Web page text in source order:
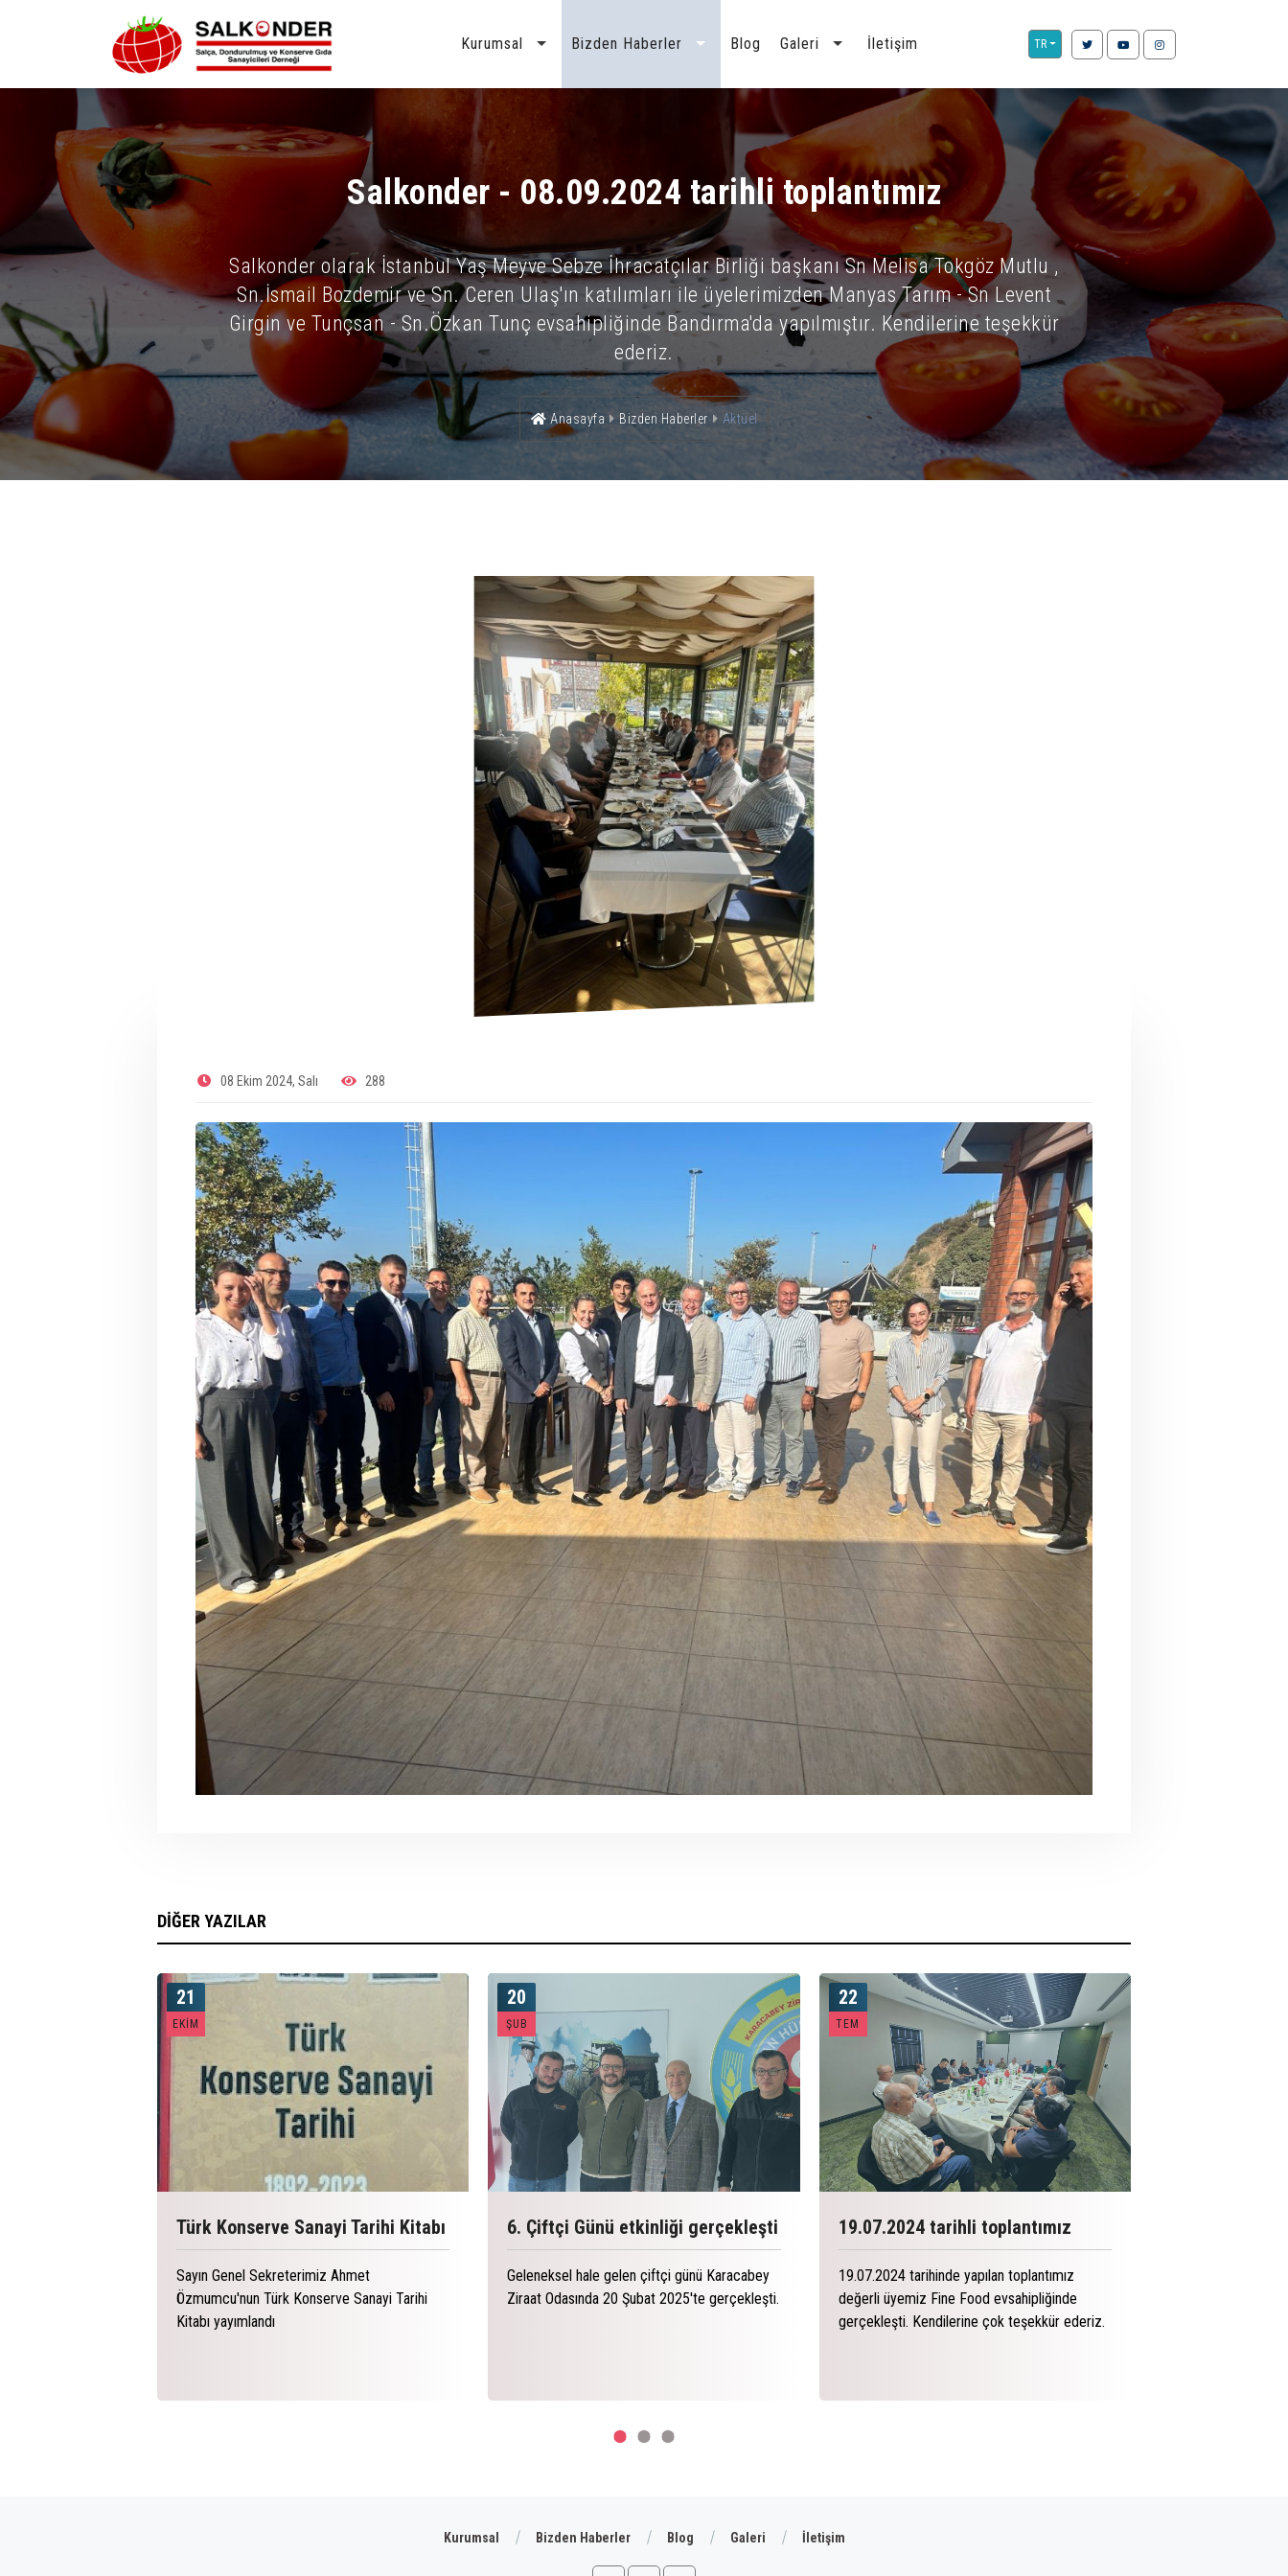
Kurumsal Bizden Haberler Blog Galeri İletişim TR
Salkonder - 08.09.2024 tarihli toplantımız
Salkonder olarak İstanbul Yaş Meyve Sebze İhracatçılar Birliği başkanı Sn Melisa Tokgöz Mutlu ,
Sn.İsmail Bozdemir ve Sn. Ceren Ulaş'ın katılımları ile üyelerimizden Manyas Tarım - Sn Levent
Girgin ve Tunçsan - Sn.Özkan Tunç evsahipliğinde Bandırma'da yapılmıştır. Kendilerine teşekkür
ederiz.
Anasayfa Bizden Haberler Aktüel
08 Ekim 2024, Salı 288
DİĞER YAZILAR
21
EKIM
Türk Konserve Sanayi Tarihi Kitabı
Sayın Genel Sekreterimiz Ahmet
Özmumcu'nun Türk Konserve Sanayi Tarihi
Kitabı yayımlandı
20
ŞUB
6. Çiftçi Günü etkinliği gerçekleşti
Geleneksel hale gelen çiftçi günü Karacabey
Ziraat Odasında 20 Şubat 2025'te gerçekleşti.
22
TEM
19.07.2024 tarihli toplantımız
19.07.2024 tarihinde yapılan toplantımız
değerli üyemiz Fine Food evsahipliğinde
gerçekleşti. Kendilerine çok teşekkür ederiz.
Kurumsal Bizden Haberler Blog Galeri İletişim